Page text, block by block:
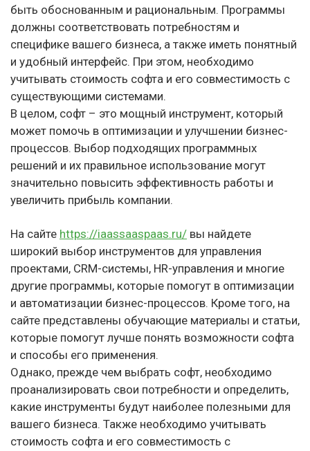
быть обоснованным и рациональным. Программы
должны соответствовать потребностям и
специфике вашего бизнеса, а также иметь понятный
и удобный интерфейс. При этом, необходимо
учитывать стоимость софта и его совместимость с
существующими системами.
В целом, софт – это мощный инструмент, который
может помочь в оптимизации и улучшении бизнес-
процессов. Выбор подходящих программных
решений и их правильное использование могут
значительно повысить эффективность работы и
увеличить прибыль компании.
На сайте https://iaassaaspaas.ru/ вы найдете
широкий выбор инструментов для управления
проектами, CRM-системы, HR-управления и многие
другие программы, которые помогут в оптимизации
и автоматизации бизнес-процессов. Кроме того, на
сайте представлены обучающие материалы и статьи,
которые помогут лучше понять возможности софта
и способы его применения.
Однако, прежде чем выбрать софт, необходимо
проанализировать свои потребности и определить,
какие инструменты будут наиболее полезными для
вашего бизнеса. Также необходимо учитывать
стоимость софта и его совместимость с